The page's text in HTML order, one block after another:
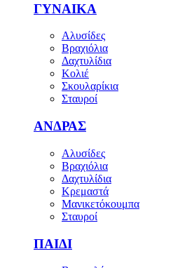
ΓΥΝΑΙΚΑ
Αλυσίδες
Βραχιόλια
Δαχτυλίδια
Κολιέ
Σκουλαρίκια
Σταυροί
ΑΝΔΡΑΣ
Αλυσίδες
Βραχιόλια
Δαχτυλίδια
Κρεμαστά
Μανικετόκουμπα
Σταυροί
ΠΑΙΔΙ